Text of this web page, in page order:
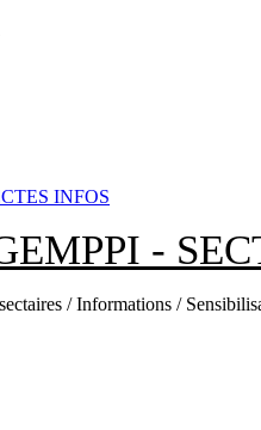
-
/ Informations /